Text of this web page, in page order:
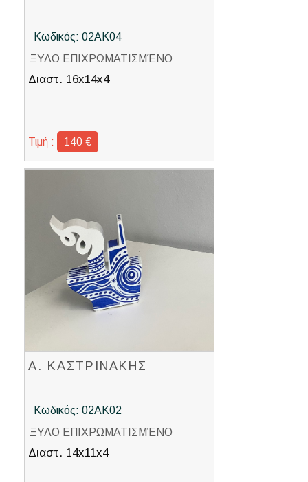
Κωδικός: 02ΑΚ04
ΞΥΛΟ ΕΠΙΧΡΩΜΑΤΙΣΜΈΝΟ
Διαστ. 16x14x4
Τιμή : 140 €
Α. ΚΑΣΤΡΙΝΑΚΗΣ
Κωδικός: 02ΑΚ02
ΞΥΛΟ ΕΠΙΧΡΩΜΑΤΙΣΜΈΝΟ
Διαστ. 14x11x4